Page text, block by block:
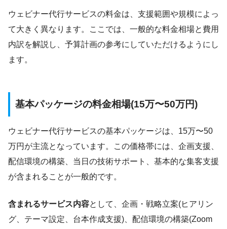
ウェビナー代行サービスの料金は、支援範囲や規模によっ
て大きく異なります。ここでは、一般的な料金相場と費用
内訳を解説し、予算計画の参考にしていただけるようにし
ます。
基本パッケージの料金相場(15万〜50万円)
ウェビナー代行サービスの基本パッケージは、15万〜50
万円が主流となっています。この価格帯には、企画支援、
配信環境の構築、当日の技術サポート、基本的な集客支援
が含まれることが一般的です。
含まれるサービス内容として、企画・戦略立案(ヒアリン
グ、テーマ設定、台本作成支援)、配信環境の構築(Zoom